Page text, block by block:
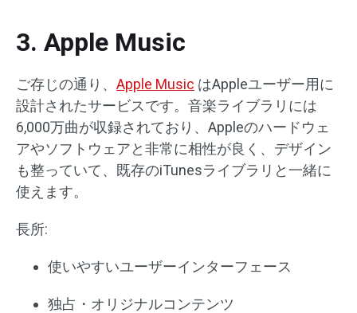
3. Apple Music
ご存じの通り、 Apple Music はAppleユーザー用に
設計されたサービスです。音楽ライブラリには
6,000万曲が収録されており、Appleのハードウェ
アやソフトウェアと非常に相性が良く、デザイン
も整っていて、既存のiTunesライブラリと一緒に
使えます。
長所:
使いやすいユーザーインターフェース
独占・オリジナルコンテンツ